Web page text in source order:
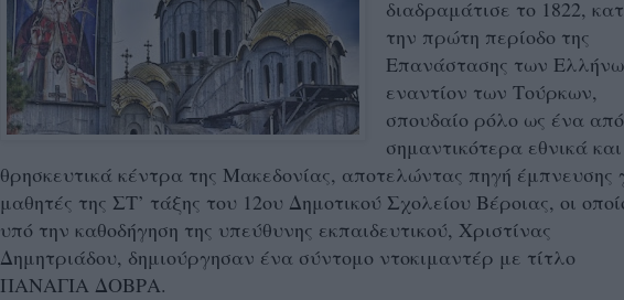
διαδραμάτισε το 1822,
την πρώτη περίοδο της
Επανάστασης των
εναντίον των Τούρκων,
σπουδαίο ρόλο ως ένα
σημαντικότερα εθνικά και
θρησκευτικά κέντρα της Μακεδονίας, αποτελώντας πηγή έμπνευσης
μαθητές της ΣΤ’ τάξης του 12ου Δημοτικού Σχολείου Βέροιας, οι
υπό την καθοδήγηση της υπεύθυνης εκπαιδευτικού, Χριστίνας
Δημητριάδου, δημιούργησαν ένα σύντομο ντοκιμαντέρ με τίτλο
ΠΑΝΑΓΙΑ ΔΟΒΡΑ.